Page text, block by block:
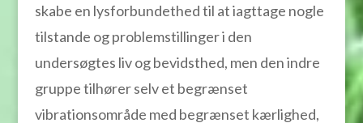
skabe en lysforbundethed til at iagttage nogle
tilstande og problemstillinger i den
undersøgtes liv og bevidsthed, men den indre
gruppe tilhører selv et begrænset
vibrationsområde med begrænset kærlighed,